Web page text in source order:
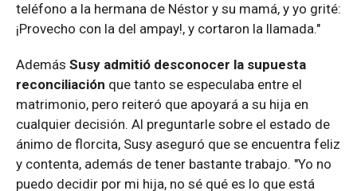
teléfono a la hermana de Néstor y su mamá, y yo grité:
¡Provecho con la del ampay!, y cortaron la llamada."
Además Susy admitió desconocer la supuesta
reconciliación que tanto se especulaba entre el
matrimonio, pero reiteró que apoyará a su hija en
cualquier decisión. Al preguntarle sobre el estado de
ánimo de florcita, Susy aseguró que se encuentra feliz
y contenta, además de tener bastante trabajo. "Yo no
puedo decidir por mi hija, no sé qué es lo que está